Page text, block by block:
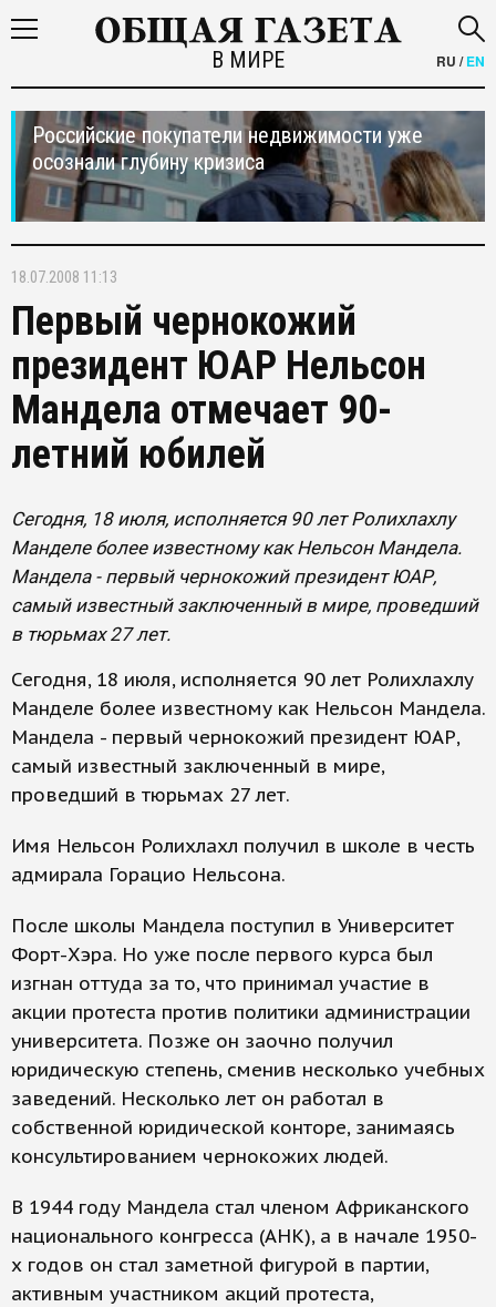
В МИРЕ RU /EN
Российские покупатели недвижимости уже
осознали глубину кризиса
18.07.2008 11:13
Первый чернокожий
президент ЮАР Нельсон
Мандела отмечает 90-
летний юбилей
Сегодня, 18 июля, исполняется 90 лет Ролихлахлу
Манделе более известному как Нельсон Мандела.
Мандела - первый чернокожий президент ЮАР,
самый известный заключенный в мире, проведший
в тюрьмах 27 лет.
Сегодня, 18 июля, исполняется 90 лет Ролихлахлу
Манделе более известному как Нельсон Мандела.
Мандела - первый чернокожий президент ЮАР,
самый известный заключенный в мире,
проведший в тюрьмах 27 лет.
Имя Нельсон Ролихлахл получил в школе в честь
адмирала Горацио Нельсона.
После школы Мандела поступил в Университет
Форт-Хэра. Но уже после первого курса был
изгнан оттуда за то, что принимал участие в
акции протеста против политики администрации
университета. Позже он заочно получил
юридическую степень, сменив несколько учебных
заведений. Несколько лет он работал в
собственной юридической конторе, занимаясь
консультированием чернокожих людей.
В 1944 году Мандела стал членом Африканского
национального конгресса (АНК), а в начале 1950-
х годов он стал заметной фигурой в партии,
активным участником акций протеста,